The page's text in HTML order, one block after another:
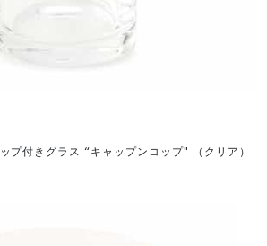
プ付きグラス “キャップンコップ" （クリア）